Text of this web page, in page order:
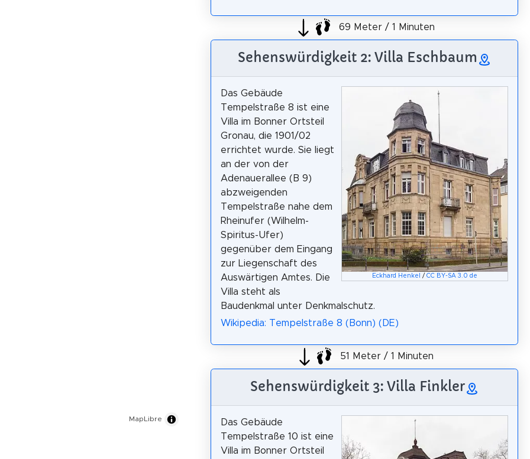
MapLibre
69 Meter / 1 Minuten
Sehenswürdigkeit 2: Villa Eschbaum
Eckhard Henkel /CC BY-SA 3.0 de
Das Gebäude
Tempelstraße 8 ist eine
Villa im Bonner Ortsteil
Gronau, die 1901/02
errichtet wurde. Sie liegt
an der von der
Adenauerallee (B 9)
abzweigenden
Tempelstraße nahe dem
Rheinufer (Wilhelm-
Spiritus-Ufer)
gegenüber dem Eingang
zur Liegenschaft des
Auswärtigen Amtes. Die
Villa steht als
Baudenkmal unter Denkmalschutz.
Wikipedia: Tempelstraße 8 (Bonn) (DE)
51 Meter / 1 Minuten
Sehenswürdigkeit 3: Villa Finkler
Das Gebäude
Tempelstraße 10 ist eine
Villa im Bonner Ortsteil